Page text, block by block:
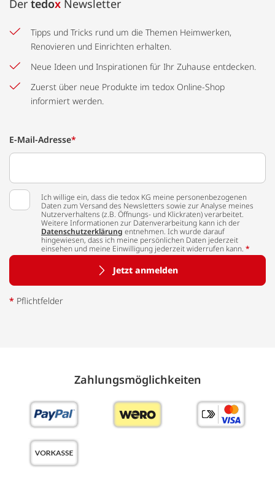
Der tedox Newsletter
Tipps und Tricks rund um die Themen Heimwerken,
Renovieren und Einrichten erhalten.
Neue Ideen und Inspirationen für Ihr Zuhause entdecken.
Zuerst über neue Produkte im tedox Online-Shop
informiert werden.
E-Mail-Adresse*
Ich willige ein, dass die tedox KG meine personenbezogenen
Daten zum Versand des Newsletters sowie zur Analyse meines
Nutzerverhaltens (z.B. Öffnungs- und Klickraten) verarbeitet.
Weitere Informationen zur Datenverarbeitung kann ich der
Datenschutzerklärung entnehmen. Ich wurde darauf
hingewiesen, dass ich meine persönlichen Daten jederzeit
einsehen und meine Einwilligung jederzeit widerrufen kann. *
Jetzt anmelden
* Pflichtfelder
Zahlungs­möglich­keiten